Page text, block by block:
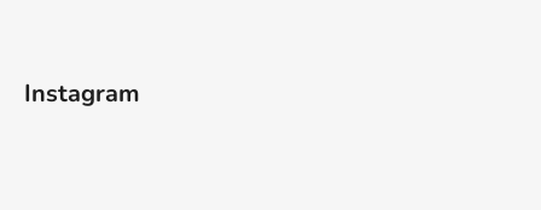
Instagram